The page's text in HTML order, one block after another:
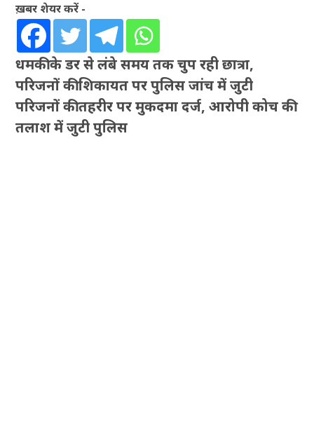
ख़बर शेयर करें -
धमकी के डर से लंबे समय तक चुप रही छात्रा,
परिजनों की शिकायत पर पुलिस जांच में जुटी
परिजनों की तहरीर पर मुकदमा दर्ज, आरोपी कोच की
तलाश में जुटी पुलिस